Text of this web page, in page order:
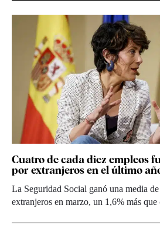
Cuatro de cada diez empleos
por extranjeros en el último
La Seguridad Social ganó una media
extranjeros en marzo, un 1,6% más